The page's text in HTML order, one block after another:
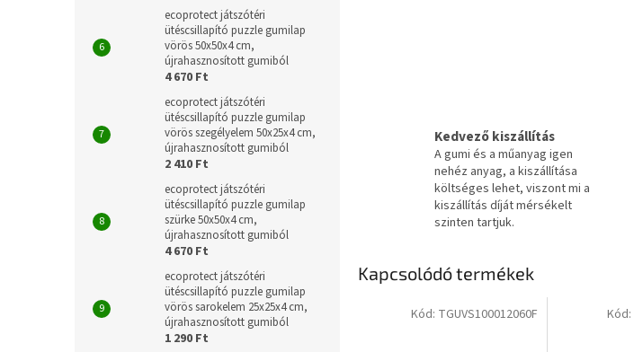
ecoprotect játszótéri
ütéscsillapító puzzle gumilap
vörös 50x50x4 cm,
újrahasznosított gumiból
4 670 Ft
ecoprotect játszótéri
ütéscsillapító puzzle gumilap
vörös szegélyelem 50x25x4 cm,
újrahasznosított gumiból
2 410 Ft
ecoprotect játszótéri
ütéscsillapító puzzle gumilap
szürke 50x50x4 cm,
újrahasznosított gumiból
4 670 Ft
ecoprotect játszótéri
ütéscsillapító puzzle gumilap
vörös sarokelem 25x25x4 cm,
újrahasznosított gumiból
1 290 Ft
Kedvező kiszállítás
A gumi és a műanyag igen
nehéz anyag, a kiszállítása
költséges lehet, viszont mi a
kiszállítás díját mérsékelt
szinten tartjuk.
Kapcsolódó termékek
Kód: TGUVS100012060F Kód: